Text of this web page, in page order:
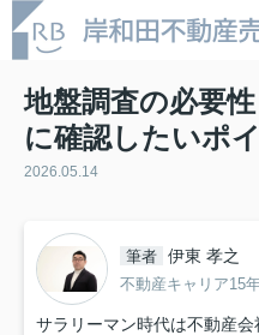
地盤調査の必要
に確認したいポ
2026.05.14
筆者 伊東 孝之
不動産キャリア15
サラリーマン時代は不動産